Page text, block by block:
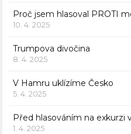
Proč jsem hlasoval PROTI
10. 4. 2025
Trumpova divočina
8. 4. 2025
V Hamru uklízíme Česko
5. 4. 2025
Před hlasováním na exkurzi
1. 4. 2025